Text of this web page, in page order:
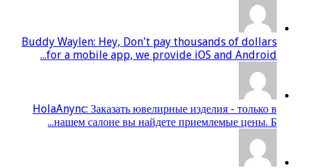
Buddy Waylen: Hey, Don't pay thousands of dollars
for a mobile app, we provide iOS and Android...
HolaAnync: Заказать ювелирные изделия - только в
нашем салоне вы найдете приемлемые цены. Б...